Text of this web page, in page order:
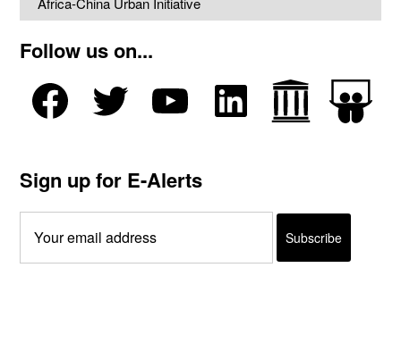
Follow us on...
Sign up for E-Alerts